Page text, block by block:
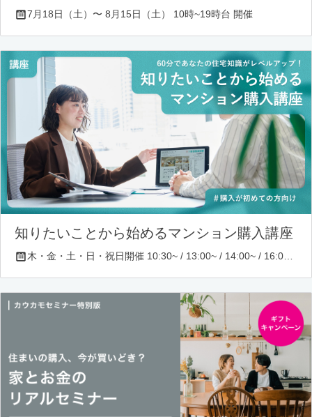
7月18日（土）〜 8月15日（土） 10時~19時台 開催
知りたいことから始めるマンション購入講座
木・金・土・日・祝日開催 10:30~ / 13:00~ / 14:00~ / 16:00~ / 17:00~/ 18:30~/ 19:30~